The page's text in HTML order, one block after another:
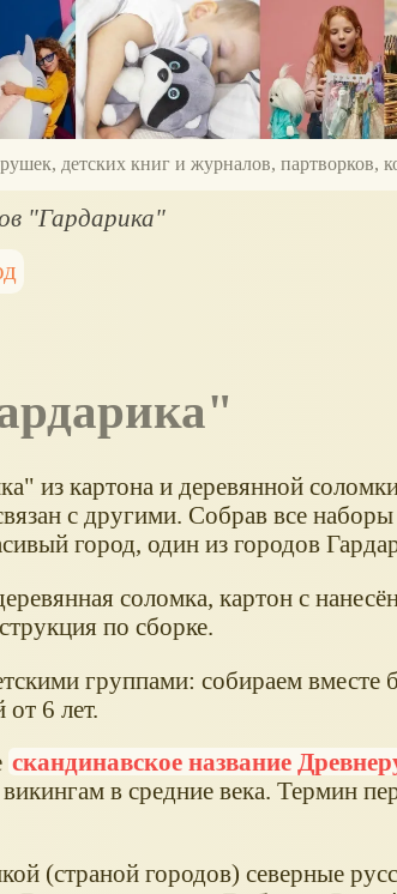
детских книг и журналов, партворков,
"Гардарика"
из картона и деревянной
с другими. Собрав все
город, один из городов
соломка, картон с
по сборке.
группами: собираем вместе
6 лет.
скандинавское название
викингам в средние века. Термин
(страной городов) северные